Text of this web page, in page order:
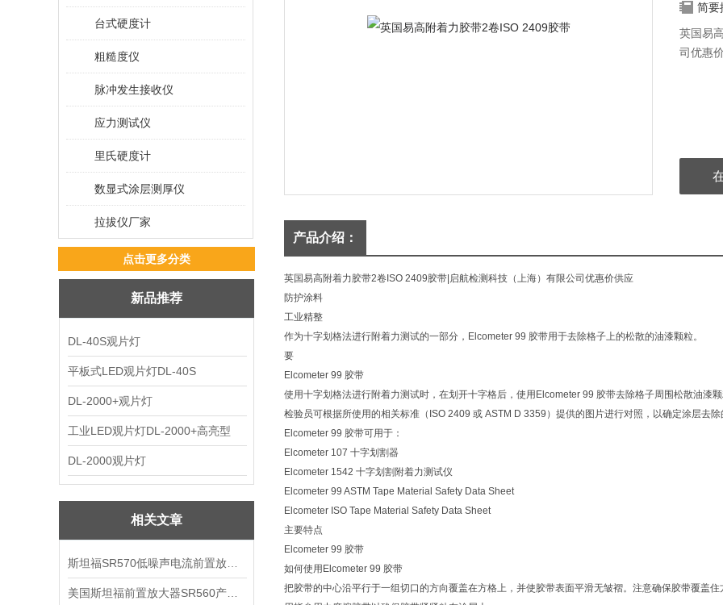
台式硬度计
粗糙度仪
脉冲发生接收仪
应力测试仪
里氏硬度计
数显式涂层测厚仪
拉拔仪厂家
点击更多分类
新品推荐
DL-40S观片灯
平板式LED观片灯DL-40S
DL-2000+观片灯
工业LED观片灯DL-2000+高亮型
DL-2000观片灯
相关文章
简要
英国易
司优惠
产品介绍：
英国易高附着力胶带2卷 ISO 2409 胶带|启航检测科技（上海）有限公司优惠价供应
防护涂料
工业精整
作为十字划格法进行附着力测试的一部分，Elcometer 99 胶带用于去除格子上的松散的油漆颗粒。
要
Elcometer 99 胶带
使用十字划格法进行附着力测试时，在划开十字格后，使用Elcometer 99 胶带去除格子周围松散油漆颗
检验员可根据所使用的相关标准（ISO 2409 或 ASTM D 3359）提供的图片进行对照，以确定涂层去除
Elcometer 99 胶带可用于：
Elcometer 107 十字划割器
Elcometer 1542 十字划割附着力测试仪
Elcometer 99 ASTM Tape Material Safety Data Sheet
Elcometer ISO Tape Material Safety Data Sheet
主要特点
Elcometer 99 胶带
如何使用Elcometer 99 胶带
把胶带的中心沿平行于一组切口的方向覆盖在方格上，并使胶带表面平滑无皱褶。注意确保胶带覆盖住